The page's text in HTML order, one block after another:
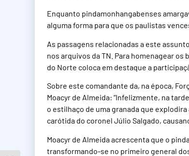
Enquanto pindamonhangabenses
alguma forma para que os paulistas
As passagens relacionadas a este
nos arquivos da TN. Para homenagear os
do Norte coloca em destaque a
Sobre este comandante da, na época,
Moacyr de Almeida: “Infelizmente, na
o estilhaço de uma granada que
carótida do coronel Júlio Salgado,
Moacyr de Almeida acrescenta que o
transformando-se no primeiro general